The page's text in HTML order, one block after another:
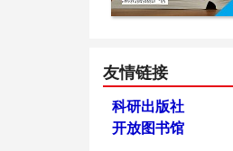
友情链接
科研出版社
开放图书馆